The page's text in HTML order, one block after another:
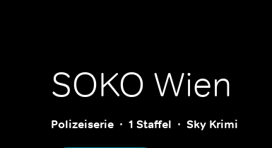
SOKO Wien
Polizeiserie 1 Staffel Sky Krimi